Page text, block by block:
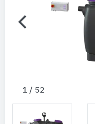
1 / 52